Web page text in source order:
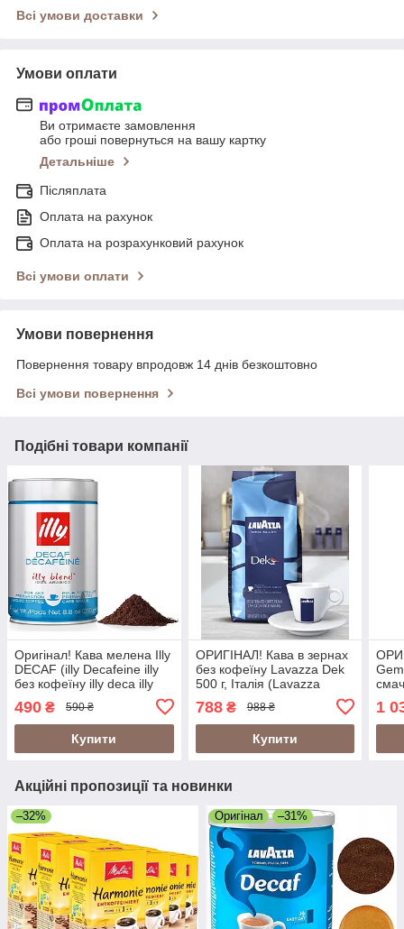
Всі умови доставки
Умови оплати
Ви отримаєте замовлення
або гроші повернуться на вашу картку
Детальніше
Післяплата
Оплата на рахунок
Оплата на розрахунковий рахунок
Всі умови оплати
Умови повернення
Повернення товару впродовж 14 днів безкоштовно
Всі умови повернення
Подібні товари компанії
Оригінал! Кава мелена Illy
DECAF (illy Decafeine illy
без кофеїну illy deca illy
decaffeinated) 250г Італія
490 ₴ 590 ₴
Купити
ОРИГІНАЛ! Кава в зернах
без кофеїну Lavazza Dek
500 г, Італія (Lavazza
Decaf 500 г)
788₴ 988 ₴
Купити
1
Акційні пропозиції та новинки
–32% Оригінал –31%